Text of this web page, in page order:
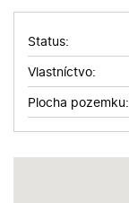
Status:
Vlastníctvo:
Plocha pozemku: